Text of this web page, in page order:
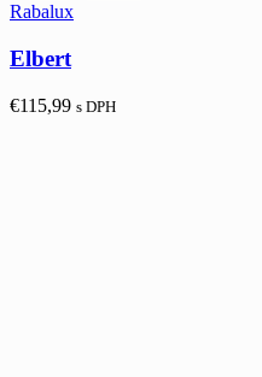
Rabalux
Elbert
€115,99 s DPH